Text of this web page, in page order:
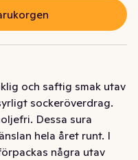
och saftig smak utav
sockeröverdrag.
Dessa sura
hela året runt. I
några utav